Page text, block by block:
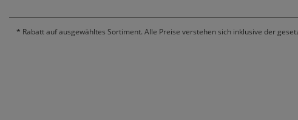
* Rabatt auf ausgewähltes Sortiment. Alle Preise verstehen sich inklusive der